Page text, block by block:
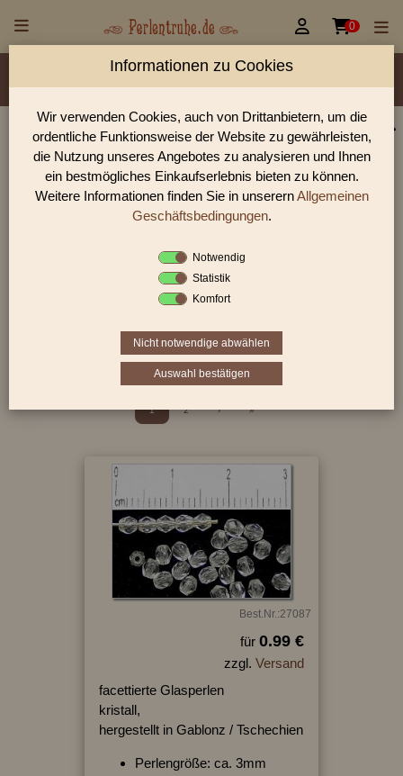
 0
Material/Glassorte Sorte/Form Farbe
Größen
Lochdurchmesser
Perlen Shop für facettierte Glasperlen facettiert
transparent 3,0 mm
In unserem Perlen Shop finden sie zahlreich facettierte
Glasperlen facettiert transparent 3,0 mm und viele weiter
Sie befinden sich in folgender Kategorie:
transparent |3 mm
1 2 › »
Best.Nr.:27087
für 0.99 €
zzgl. Versand
facettierte Glasperlen
kristall,
hergestellt in Gablonz / Tschechien
Perlengröße: ca. 3mm
Informationen zu Cookies
Wir verwenden Cookies, auch von Drittanbietern, um die
ordentliche Funktionsweise der Website zu gewährleisten,
die Nutzung unseres Angebotes zu analysieren und Ihnen
ein bestmögliches Einkaufserlebnis bieten zu können.
Weitere Informationen finden Sie in unserernAllgemeinen
Geschäftsbedingungen.
Notwendig
Statistik
Komfort
Nicht notwendige abwählen
Auswahl bestätigen